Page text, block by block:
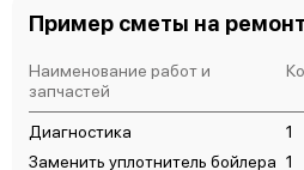
Пример сметы на ремонт
Наименование работ и
запчастей
Диагностика 1
Заменить уплотнитель бойлера 1